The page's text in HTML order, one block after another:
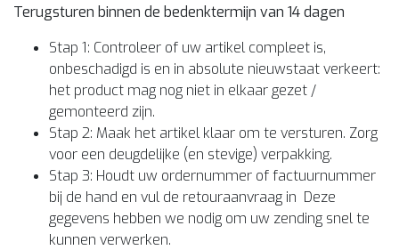
Terugsturen binnen de bedenktermijn van 14 dagen
Stap 1: Controleer of uw artikel compleet is,
onbeschadigd is en in absolute nieuwstaat verkeert:
het product mag nog niet in elkaar gezet /
gemonteerd zijn.
Stap 2: Maak het artikel klaar om te versturen. Zorg
voor een deugdelijke (en stevige) verpakking.
Stap 3: Houdt uw ordernummer of factuurnummer
bij de hand en vul de retouraanvraag in Deze
gegevens hebben we nodig om uw zending snelte
kunnen verwerken.